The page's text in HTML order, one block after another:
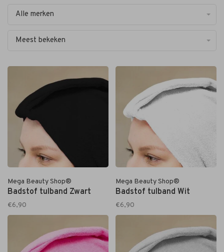
Alle merken
Meest bekeken
Mega Beauty Shop®
Badstof tulband Zwart
€6,90
Mega Beauty Shop®
Badstof tulband Wit
€6,90